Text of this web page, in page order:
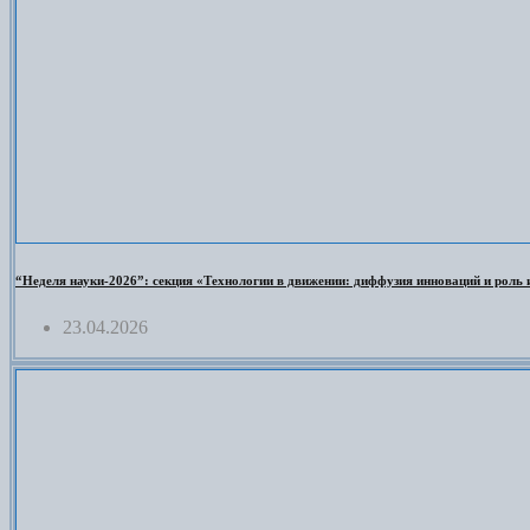
“Неделя науки-2026”: секция «Технологии в движении: диффузия инноваций и роль
23.04.2026